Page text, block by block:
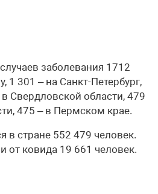
заболевания 1712
1 301 – на Санкт-Петербург,
Свердловской области, 479
475 – в Пермском крае.
в стране 552 479 человек.
от ковида 19 661 человек.